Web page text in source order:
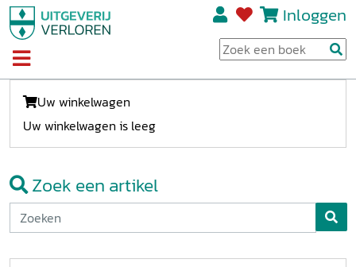
Inloggen
Uw winkelwagen
Uw winkelwagen is leeg
Zoek een artikel